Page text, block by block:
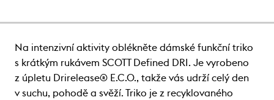
Na intenzivní aktivity oblékněte dámské funkční triko
s krátkým rukávem SCOTT Defined DRI. Je vyrobeno
z úpletu Drirelease® E.C.O., takže vás udrží celý den
v suchu, pohodě a svěží. Triko je z recyklovaného